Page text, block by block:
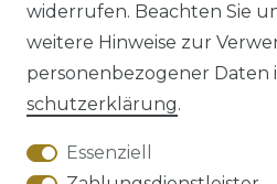
AGB
widerrufen. Beachten Sie
weitere Hinweise zur
personenbezogener Daten
schutz­erklärung.
Essenziell